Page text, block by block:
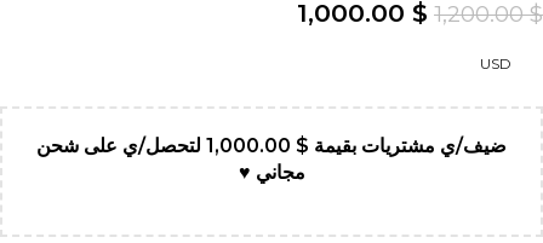
1,200.00$
1,000.00 $
USD
ضيف/ي مشتريات بقيمة 1,000.00 $
لتحصل/ي على شحن
مجاني ♥